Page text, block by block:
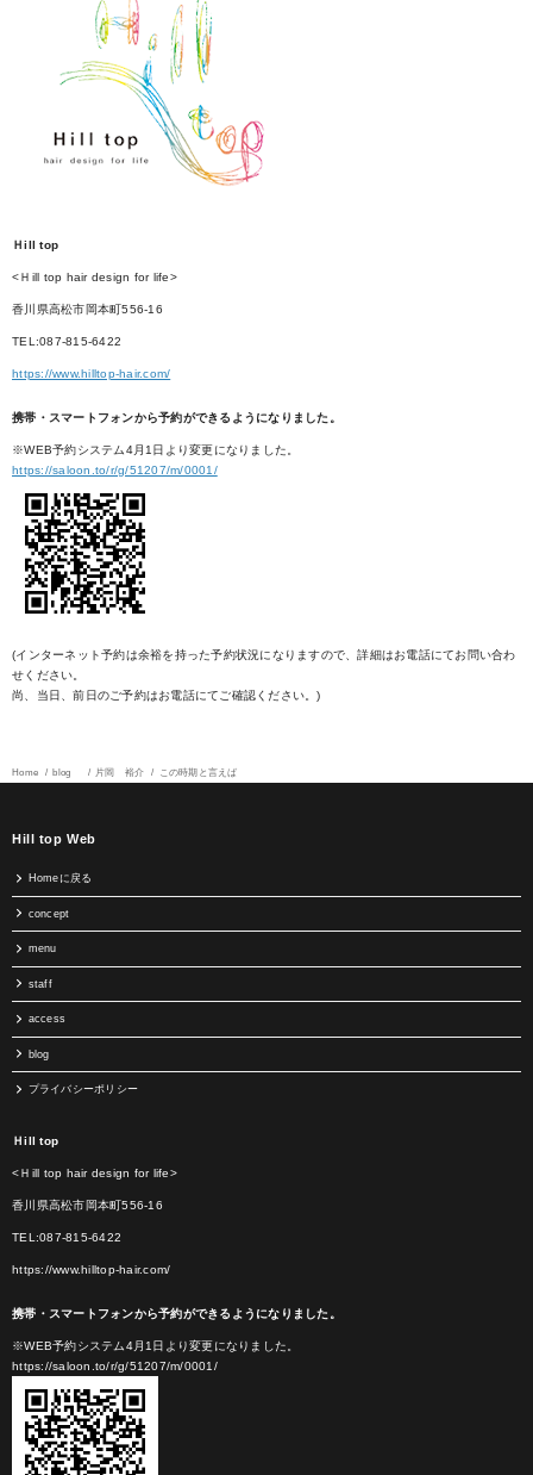
Ｈill top
<Ｈill top hair design for life>
香川県高松市岡本町556-16
TEL:087-815-6422
https://www.hilltop-hair.com/
携帯・スマートフォンから予約ができるようになりました。
※WEB予約システム4月1日より変更になりました。
https://saloon.to/r/g/51207/m/0001/
(インターネット予約は余裕を持った予約状況になりますので、詳細はお電話にてお問い合わ
せください。
尚、当日、前日のご予約はお電話にてご確認ください。)
Home blog 片岡 裕介 この時期と言えば
Hill top Web
Homeに戻る
concept
menu
staff
access
blog
プライバシーポリシー
Ｈill top
<Ｈill top hair design for life>
香川県高松市岡本町556-16
TEL:087-815-6422
https://www.hilltop-hair.com/
携帯・スマートフォンから予約ができるようになりました。
※WEB予約システム4月1日より変更になりました。
https://saloon.to/r/g/51207/m/0001/